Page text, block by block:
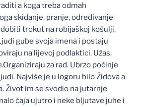
a koga treba odmah
skidanje, pranje, određivanje
trokut na robijaškoj košulji,
gube svoja imena i postaju
na lijevoj podlaktici. Užas.
za rad. Ubrzo počinje
Najviše je u logoru bilo Židova a
Život im se svodio na jutarnje
čaja ujutro i neke bljutave juhe i